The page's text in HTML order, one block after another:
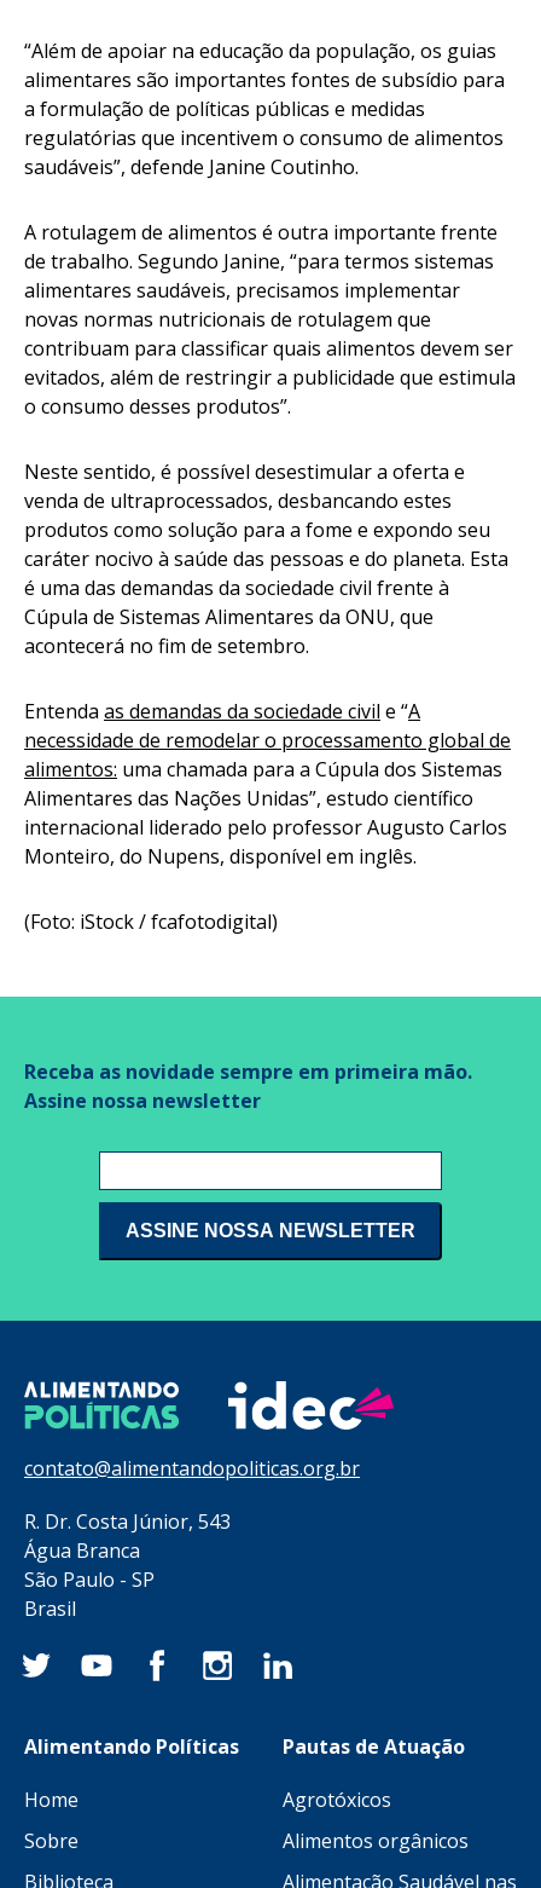
“Além de apoiar na educação da população, os guias
alimentares são importantes fontes de subsídio para
a formulação de políticas públicas e medidas
regulatórias que incentivem o consumo de alimentos
saudáveis”, defende Janine Coutinho.
A rotulagem de alimentos é outra importante frente
de trabalho. Segundo Janine, “para termos sistemas
alimentares saudáveis, precisamos implementar
novas normas nutricionais de rotulagem que
contribuam para classificar quais alimentos devem ser
evitados, além de restringir a publicidade que estimula
o consumo desses produtos”.
Neste sentido, é possível desestimular a oferta e
venda de ultraprocessados, desbancando estes
produtos como solução para a fome e expondo seu
caráter nocivo à saúde das pessoas e do planeta. Esta
é uma das demandas da sociedade civil frente à
Cúpula de Sistemas Alimentares da ONU, que
acontecerá no fim de setembro.
Entenda as demandas da sociedade civil e “A
necessidade de remodelar o processamento global de
alimentos: uma chamada para a Cúpula dos Sistemas
Alimentares das Nações Unidas”, estudo científico
internacional liderado pelo professor Augusto Carlos
Monteiro, do Nupens, disponível em inglês.
(Foto: iStock / fcafotodigital)
Receba as novidade sempre em primeira mão.
Assine nossa newsletter
contato@alimentandopoliticas.org.br
R. Dr. Costa Júnior, 543
Água Branca
São Paulo - SP
Brasil
Alimentando Políticas
Home
Sobre
Biblioteca
Pautas de Atuação
Agrotóxicos
Alimentos orgânicos
Alimentação Saudável nas